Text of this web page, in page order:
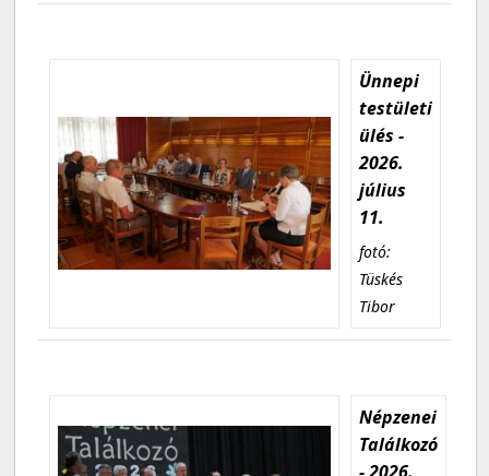
Ünnepi
testületi
ülés -
2026.
július
11.
fotó:
Tüskés
Tibor
Népzenei
Találkozó